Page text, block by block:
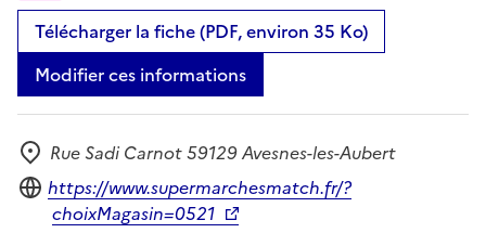
Télécharger la fiche (PDF, environ 35 Ko)
Modifier ces informations
Adresse
Rue Sadi Carnot 59129 Avesnes-les-Aubert
Site internet
https://www.supermarchesmatch.fr/?
choixMagasin=0521